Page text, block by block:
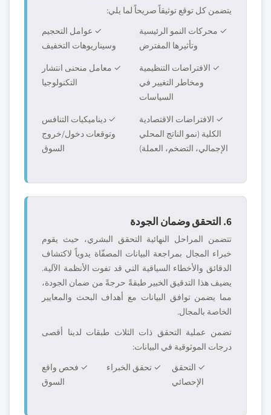
يتضمن كل توقع توثيقاً صريحاً لما يلي:
✓ محركات النمو الرئيسية
وتأثيرها المفترض
✓ عوامل التحجيم
وسيناريوهات التخفيف
✓ الافتراضات التنظيمية
ومخاطر التغيير في
السياسات
✓ معامل منحنى انتشار
التكنولوجيا
✓ الافتراضات الاقتصادية
الكلية (نمو الناتج المحلي
الإجمالي، التضخم، العملة)
✓ ديناميكيات التنافس
وتوقعات دخول/خروج
السوق
6. التحقق وضمان الجودة
تتضمن المراحل النهائية التحقق البشري، حيث يقوم
خبراء المجال بمراجعة البيانات المصفّاة يدوياً لاكتشاف
الدقائق والأخطاء السياقية التي قد تفوت الأنظمة الآلية.
يضيف هذا التدقيق الخبير طبقةً حرجةً من ضمان الجودة،
مما يضمن توافق البيانات مع أهداف البحث والمعايير
الخاصة بالمجال.
تضمن عملية التحقق ذات الثلاث طبقات لدينا أقصى
درجات الموثوقية في البيانات:
✓ التحقق
الإحصائي
✓ تحقق الخبراء
✓ فحص واقع
السوق